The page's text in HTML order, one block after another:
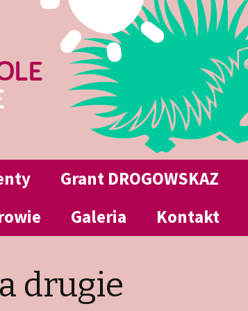
Jenin
Jeninie
Grant DROGOWSKAZ
Galeria
2024/2025
Kontakt
drugie